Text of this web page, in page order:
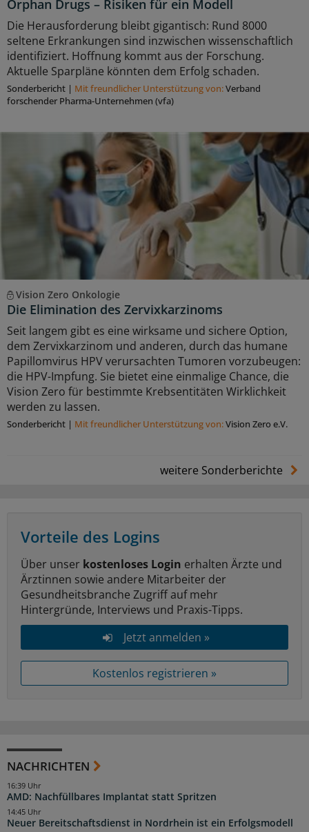
Orphan Drugs – Risiken für ein Modell
Die Herausforderung bleibt gigantisch: Rund 8000
seltene Erkrankungen sind inzwischen wissenschaftlich
identifiziert. Hoffnung kommt aus der Forschung.
Aktuelle Sparpläne könnten dem Erfolg schaden.
Sonderbericht | Mit freundlicher Unterstützung von:Verband
forschender Pharma-Unternehmen (vfa)
Vision Zero Onkologie
Die Elimination des Zervixkarzinoms
Seit langem gibt es eine wirksame und sichere Option,
dem Zervixkarzinom und anderen, durch das humane
Papillomvirus HPV verursachten Tumoren vorzubeugen:
die HPV-Impfung. Sie bietet eine einmalige Chance, die
Vision Zero für bestimmte Krebsentitäten Wirklichkeit
werden zu lassen.
Sonderbericht | Mit freundlicher Unterstützung von:Vision Zero e.V.
weitere Sonderberichte
Vorteile des Logins
Über unser kostenloses Login erhalten Ärzte und
Ärztinnen sowie andere Mitarbeiter der
Gesundheitsbranche Zugriff auf mehr
Hintergründe, Interviews und Praxis-Tipps.
Jetzt anmelden »
Kostenlos registrieren »
NACHRICHTEN
AMD: Nachfüllbares Implantat statt Spritzen
16:39 Uhr
Neuer Bereitschaftsdienst in Nordrhein ist ein Erfolgsmodell
14:45 Uhr